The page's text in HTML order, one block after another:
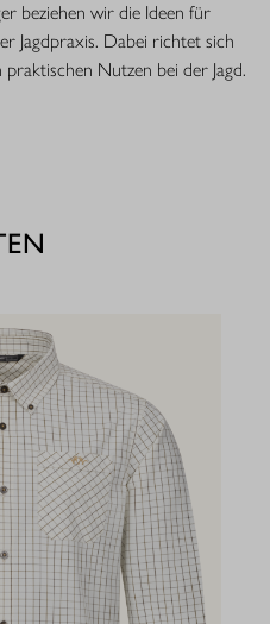
beziehen wir die Ideen für
Jagdpraxis. Dabei richtet sich
Nutzen bei der Jagd.